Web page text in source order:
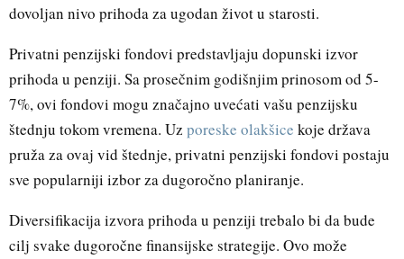
dovoljan nivo prihoda za ugodan život u starosti.
Privatni penzijski fondovi predstavljaju dopunski izvor
prihoda u penziji. Sa prosečnim godišnjim prinosom od 5-
7%, ovi fondovi mogu značajno uvećati vašu penzijsku
štednju tokom vremena. Uz poreske olakšice koje država
pruža za ovaj vid štednje, privatni penzijski fondovi postaju
sve popularniji izbor za dugoročno planiranje.
Diversifikacija izvora prihoda u penziji trebalo bi da bude
cilj svake dugoročne finansijske strategije. Ovo može